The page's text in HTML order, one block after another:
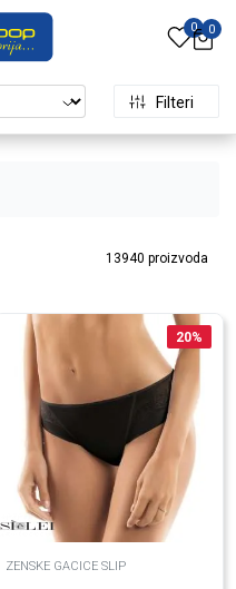
0 0
Filteri
13940 proizvoda
20%
ZENSKE GACICE SLIP